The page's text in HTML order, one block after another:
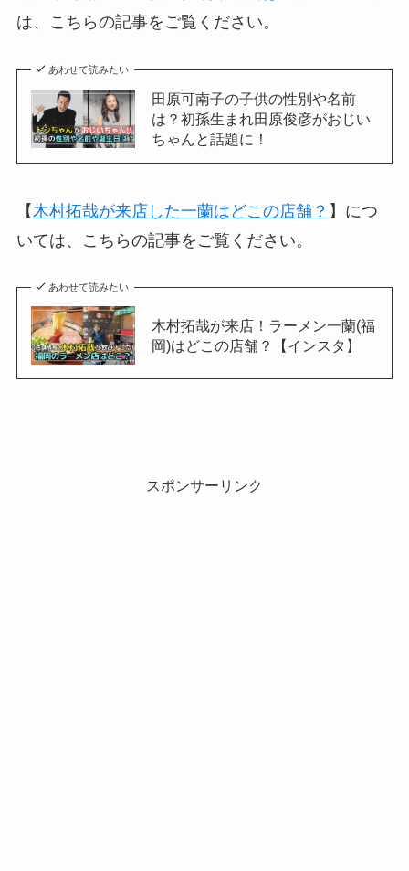
は、こちらの記事をご覧ください。
あわせて読みたい
田原可南子の子供の性別や名前
は？初孫生まれ田原俊彦がおじい
ちゃんと話題に！
【 木村拓哉が来店した一蘭はどこの店舗？ 】につ
いては、こちらの記事をご覧ください。
あわせて読みたい
木村拓哉が来店！ラーメン一蘭(福
岡)はどこの店舗？【インスタ】
スポンサーリンク